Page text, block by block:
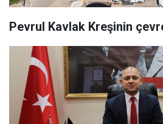
Pevrul Kavlak Kreşinin